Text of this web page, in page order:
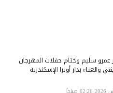
عمرو سليم وختام حفلات المهرجان
والغناء بدار أوبرا الإسكندرية